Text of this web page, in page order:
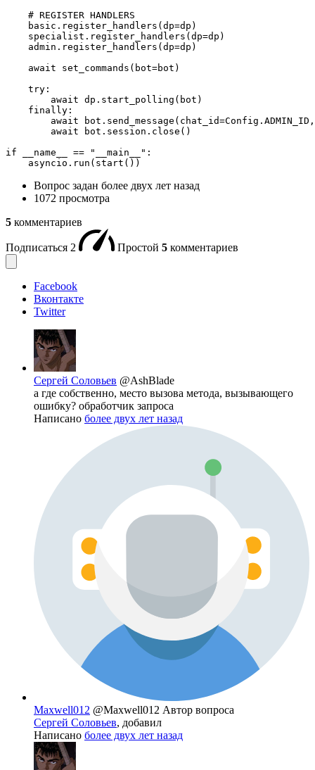
    # REGISTER HANDLERS
    basic.register_handlers(dp=dp)
    specialist.register_handlers(dp=dp)
    admin.register_handlers(dp=dp)
    await set_commands(bot=bot)
    try:
        await dp.start_polling(bot)
    finally:
await
        await bot.session.close()
if __name__ == "__main__":
    asyncio.run(start())
Вопрос задан более двух лет назад
1072 просмотра
5 комментариев
Подписаться 2 Простой 5 комментариев
Facebook
Вконтакте
Twitter
Сергей Соловьев @AshBlade
а где собственно, место вызова метода, вызывающего
ошибку? обработчик запроса
Написано более двух лет назад
Maxwell012 @Maxwell012 Автор вопроса
Сергей Соловьев, добавил
Написано более двух лет назад